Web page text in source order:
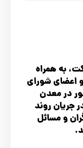
به همراه
و اعضای شورای
در معدن
جریان روند
و مسائل